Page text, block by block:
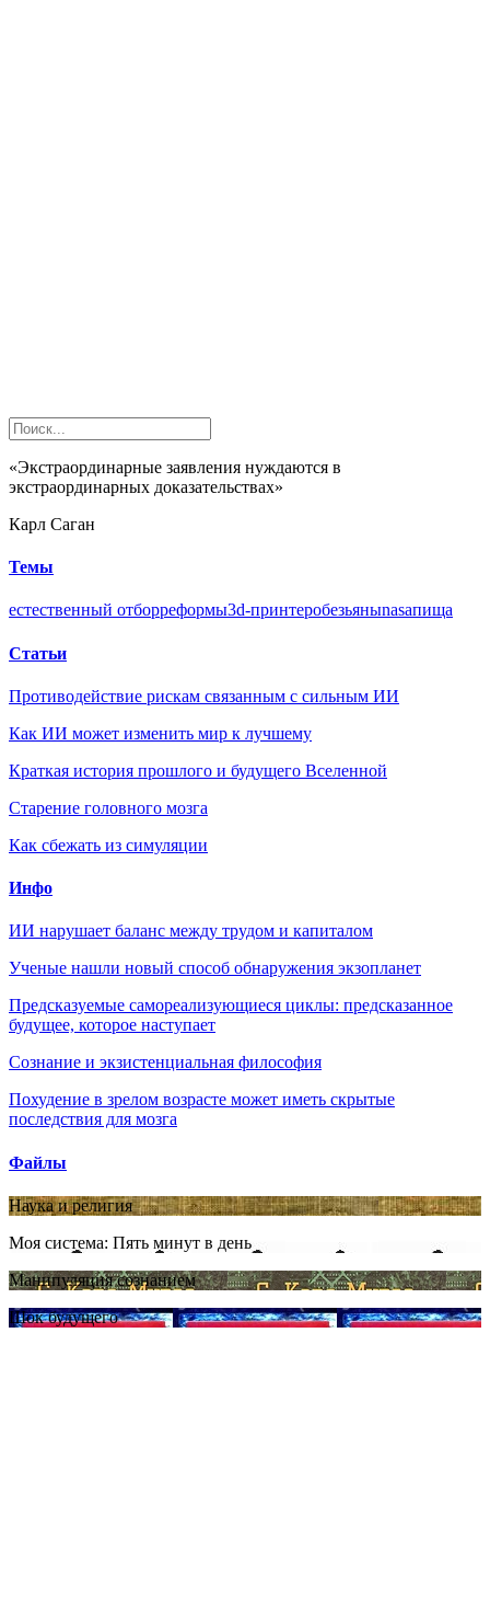
«Экстраординарные заявления нуждаются в
экстраординарных доказательствах»
Карл Саган
Темы
естественный отборреформы3d-принтеробезьяныnasaпища
Статьи
Противодействие рискам связанным с сильным ИИ
Как ИИ может изменить мир к лучшему
Краткая история прошлого и будущего Вселенной
Старение головного мозга
Как сбежать из симуляции
Инфо
ИИ нарушает баланс между трудом и капиталом
Ученые нашли новый способ обнаружения экзопланет
Предсказуемые самореализующиеся циклы: предсказанное
будущее, которое наступает
Сознание и экзистенциальная философия
Похудение в зрелом возрасте может иметь скрытые
последствия для мозга
Файлы
Наука и религия
Моя система: Пять минут в день
Манипуляция сознанием
Шок будущего